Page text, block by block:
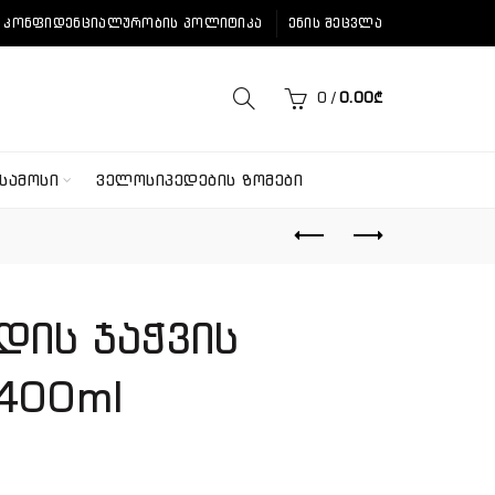
ᲙᲝᲜᲤᲘᲓᲔᲜᲪᲘᲐᲚᲣᲠᲝᲑᲘᲡ ᲞᲝᲚᲘᲢᲘᲙᲐ ᲔᲜᲘᲡ ᲨᲔᲪᲕᲚᲐ
0 / 0.00₾
ᲕᲔᲚᲝᲡᲘᲞᲔᲓᲔᲑᲘᲡ ᲖᲝᲛᲔᲑᲘ
ჯაჭვის